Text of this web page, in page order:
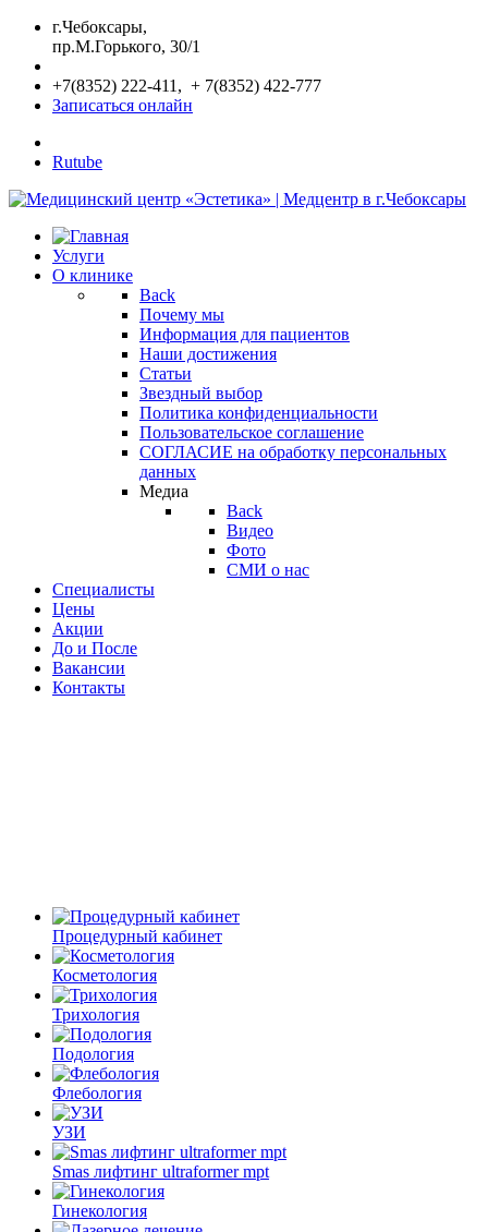
г.Чебоксары,
пр.М.Горького, 30/1
+7(8352) 222-411, + 7(8352) 422-777
Записаться онлайн
Rutube
Услуги
О клинике
Back
Почему мы
Информация для пациентов
Наши достижения
Статьи
Звездный выбор
Политика конфиденциальности
Пользовательское соглашение
СОГЛАСИЕ на обработку персональных
данных
Медиа
Back
Видео
Фото
СМИ о нас
Специалисты
Цены
Акции
До и После
Вакансии
Контакты
Процедурный кабинет
Косметология
Трихология
Подология
Флебология
УЗИ
Smas лифтинг ultraformer mpt
Гинекология